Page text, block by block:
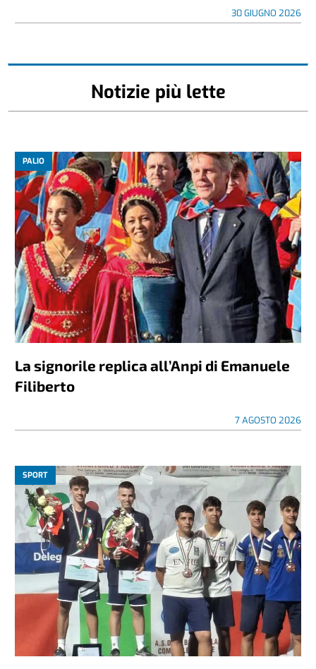
30 GIUGNO 2026
Notizie più lette
PALIO
La signorile replica all’Anpi di Emanuele
Filiberto
7 AGOSTO 2026
SPORT